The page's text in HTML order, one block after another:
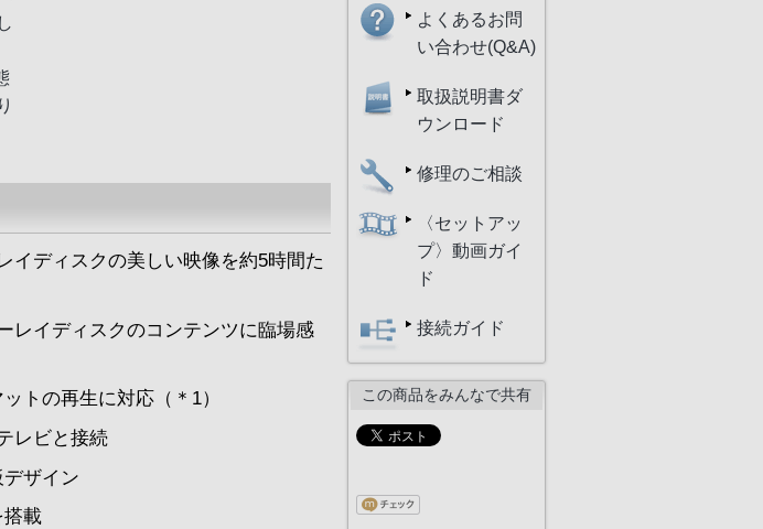
イディスクの美しい映像を約5時間た
レイディスクのコンテンツに臨場感
トの再生に対応（＊1）
レビと接続
ザイン
搭載
よくあるお問
い合わせ(Q&A)
取扱説明書ダ
ウンロード
修理のご相談
〈セットアッ
プ〉動画ガイ
ド
接続ガイド
この商品をみんなで共有